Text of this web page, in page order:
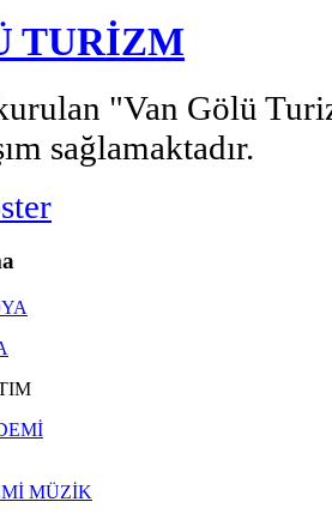
TURİZM
"Van Gölü
sağlamaktadır.
MÜZİK